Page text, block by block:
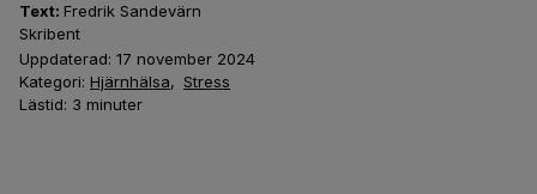
Text: Fredrik Sandevärn
Skribent
Uppdaterad: 17 november 2024
Kategori: Hjärnhälsa, Stress
Lästid: 3 minuter